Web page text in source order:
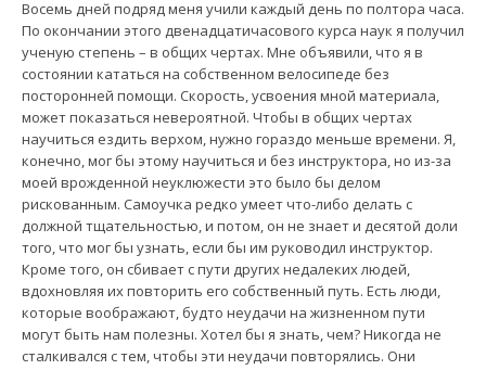
Восемь дней подряд меня учили каждый день по полтора часа.
По окончании этого двенадцатичасового курса наук я получил
ученую степень – в общих чертах. Мне объявили, что я в
состоянии кататься на собственном велосипеде без
посторонней помощи. Скорость, усвоения мной материала,
может показаться невероятной. Чтобы в общих чертах
научиться ездить верхом, нужно гораздо меньше времени. Я,
конечно, мог бы этому научиться и без инструктора, но из-за
моей врожденной неуклюжести это было бы делом
рискованным. Самоучка редко умеет что-либо делать с
должной тщательностью, и потом, он не знает и десятой доли
того, что мог бы узнать, если бы им руководил инструктор.
Кроме того, он сбивает с пути других недалеких людей,
вдохновляя их повторить его собственный путь. Есть люди,
которые воображают, будто неудачи на жизненном пути
могут быть нам полезны. Хотел бы я знать, чем? Никогда не
сталкивался с тем, чтобы эти неудачи повторялись. Они